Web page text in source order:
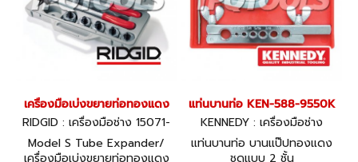
เครื่องมือเบ่งขยายท่อทองแดง
RIDGID : เครื่องมือช่าง 15071-
34152
Model S Tube Expander/
เครื่องมือเบ่งขยายท่อทองแดง
แท่นบานท่อ KEN-588-9550K
KENNEDY : เครื่องมือช่าง
แท่นบานท่อ บานแป๊ปทองแดง
ชุดแบบ 2 ชั้น